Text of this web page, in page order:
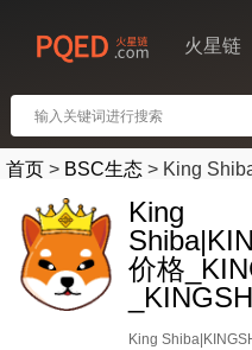
火星链
首页 > BSC生态 > King
King
价格
King